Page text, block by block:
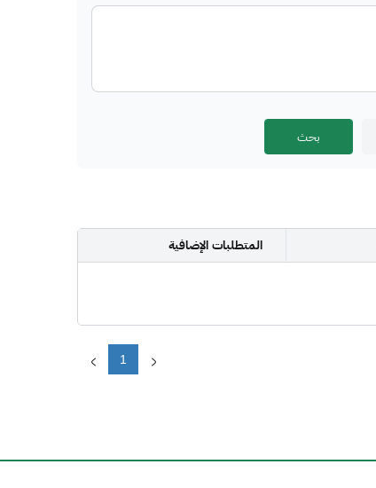
المتطلبات الإضافية
1